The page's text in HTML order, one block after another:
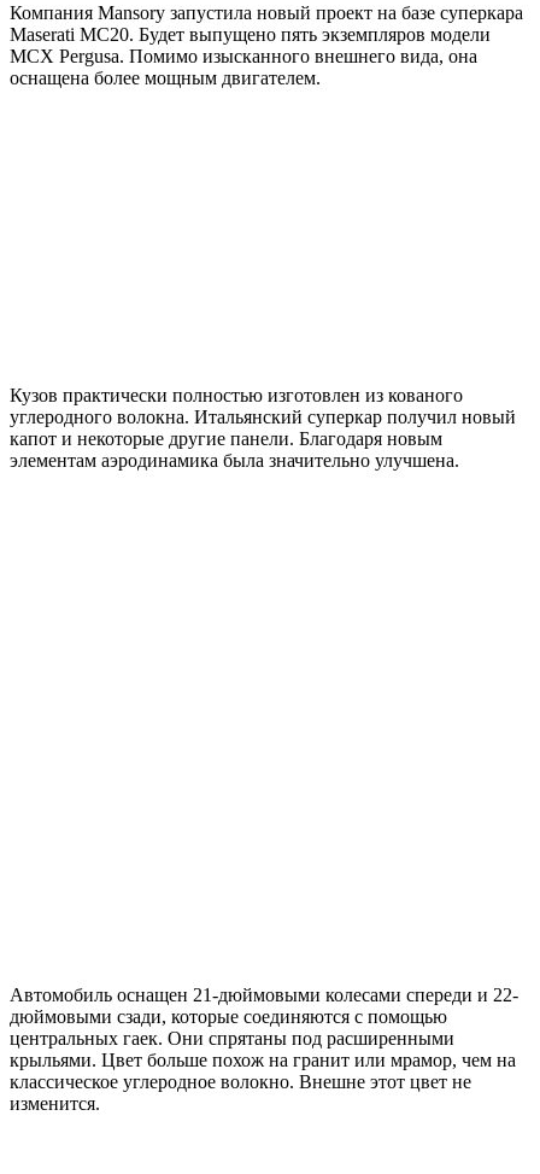
Компания Mansory запустила новый проект на базе суперкара
Maserati MC20. Будет выпущено пять экземпляров модели
MCX Pergusa. Помимо изысканного внешнего вида, она
оснащена более мощным двигателем.
Кузов практически полностью изготовлен из кованого
углеродного волокна. Итальянский суперкар получил новый
капот и некоторые другие панели. Благодаря новым
элементам аэродинамика была значительно улучшена.
Автомобиль оснащен 21-дюймовыми колесами спереди и 22-
дюймовыми сзади, которые соединяются с помощью
центральных гаек. Они спрятаны под расширенными
крыльями. Цвет больше похож на гранит или мрамор, чем на
классическое углеродное волокно. Внешне этот цвет не
изменится.